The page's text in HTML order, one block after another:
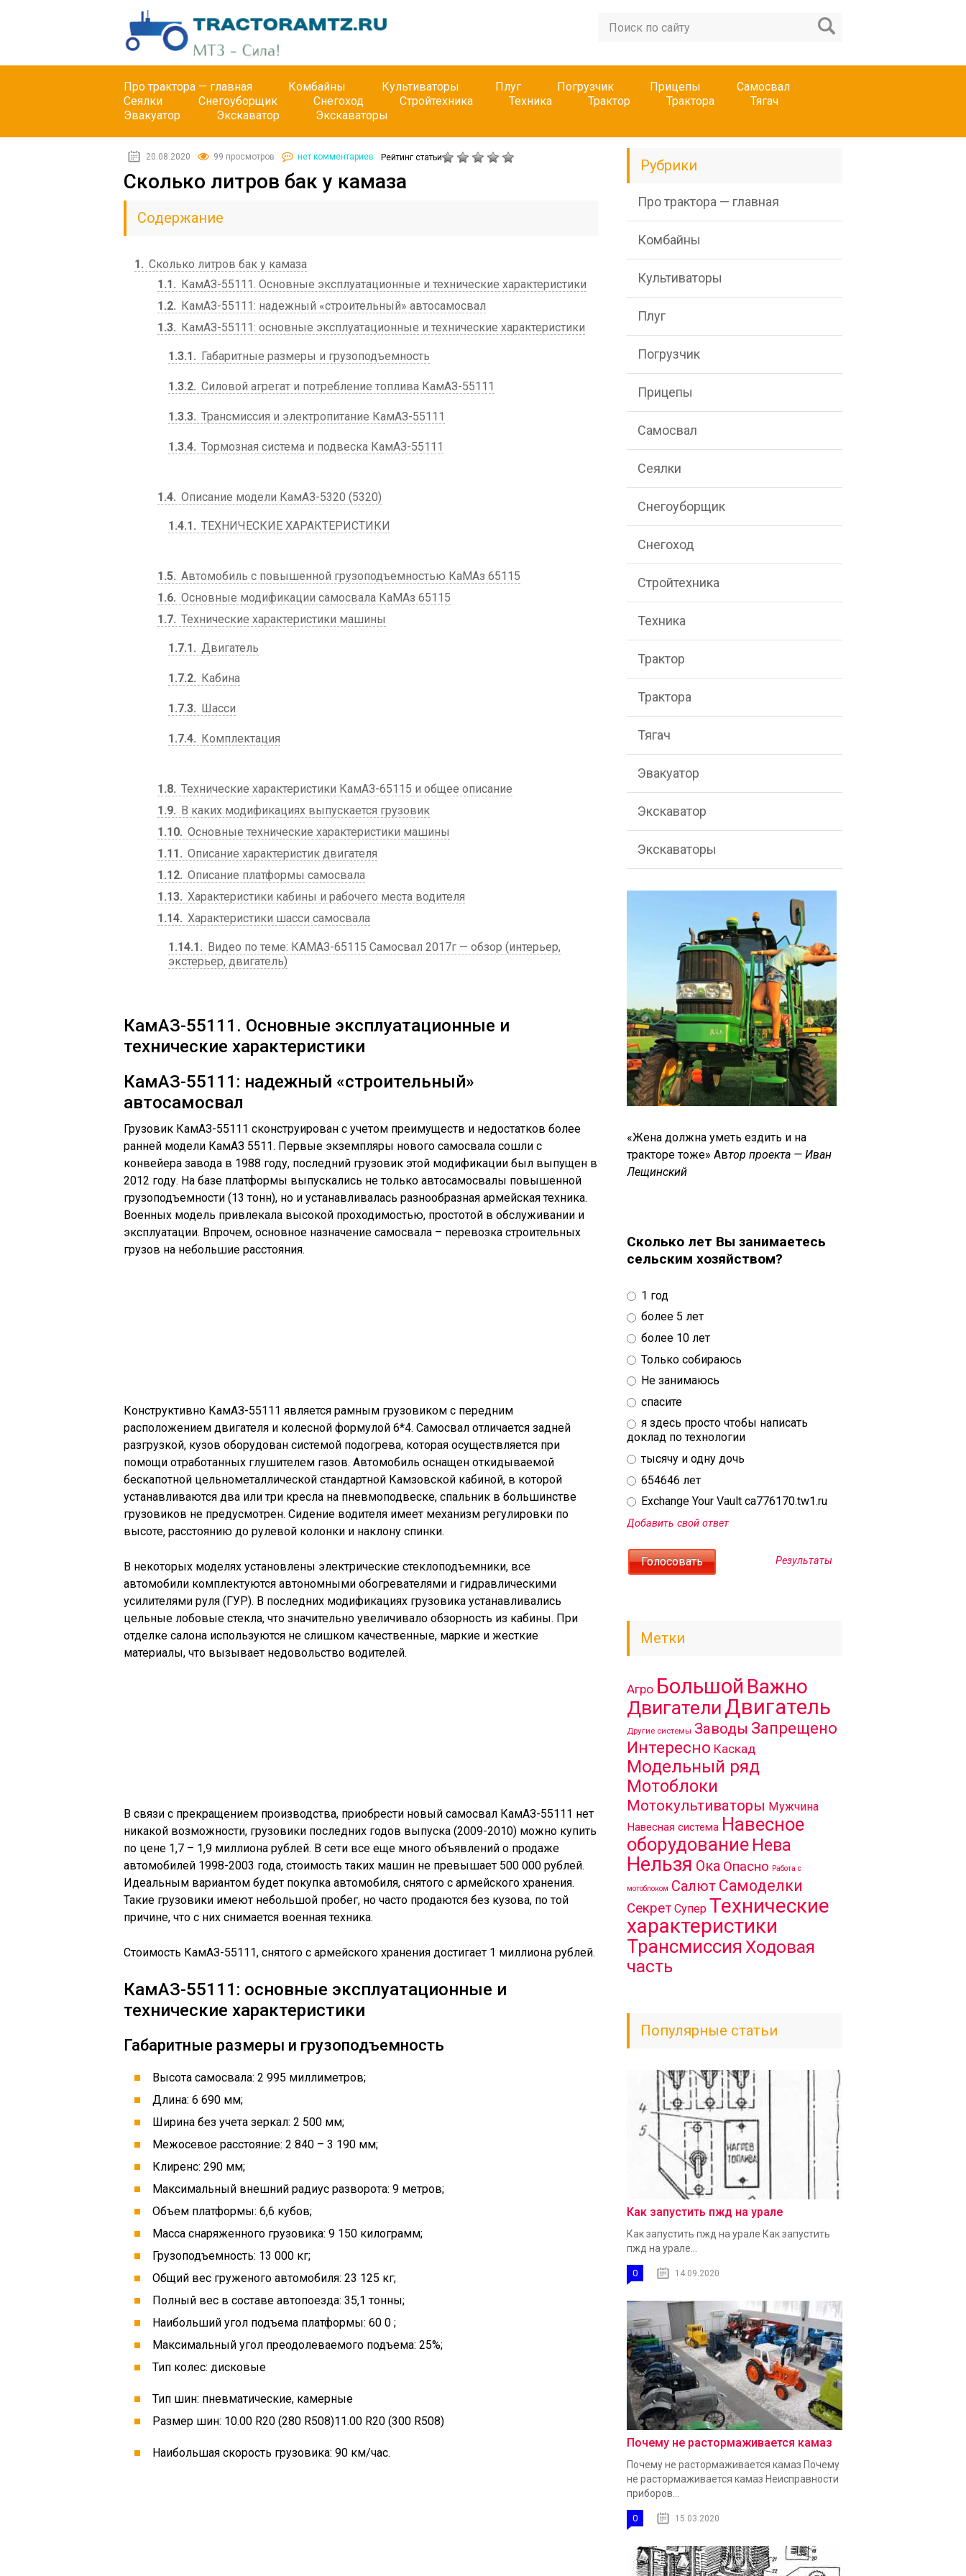
Про трактора — главная Комбайны Культиваторы Плуг Погрузчик Прицепы
Самосвал
Сеялки
Снегоуборщик Снегоход Стройтехника Техника Трактор Трактора
Тягач
Эвакуатор
Экскаватор Экскаваторы
20.08.2020 99 просмотров нет комментариев Рейтинг статьи
Сколько литров бак у камаза
Содержание
1
Сколько литров бак у камаза
1.1
КамАЗ-55111. Основные эксплуатационные и технические характеристики
1.2
КамАЗ-55111: надежный «строительный» автосамосвал
1.3
КамАЗ-55111: основные эксплуатационные и технические характеристики
1.3.1 Габаритные размеры и грузоподъемность
1.3.2 Силовой агрегат и потребление топлива КамАЗ-55111
1.3.3 Трансмиссия и электропитание КамАЗ-55111
1.3.4 Тормозная система и подвеска КамАЗ-55111
1.4 Описание модели КамАЗ-5320 (5320)
1.4.1 ТЕХНИЧЕСКИЕ ХАРАКТЕРИСТИКИ
1.5 Автомобиль с повышенной грузоподъемностью КаМАз 65115
1.6 Основные модификации самосвала КаМАз 65115
1.7 Технические характеристики машины
1.7.1 Двигатель
1.7.2 Кабина
1.7.3 Шасси
1.7.4 Комплектация
1.8 Технические характеристики КамАЗ-65115 и общее описание
1.9
В каких модификациях выпускается грузовик
1.10 Основные технические характеристики машины
1.11
Описание характеристик двигателя
1.12 Описание платформы самосвала
1.13 Характеристики кабины и рабочего места водителя
1.14 Характеристики шасси самосвала
1.14.1
Видео по теме: КАМАЗ-65115 Самосвал 2017г — обзор (интерьер,
экстерьер, двигатель)
КамАЗ-55111. Основные эксплуатационные и
технические характеристики
КамАЗ-55111: надежный «строительный»
автосамосвал
Грузовик КамАЗ-55111 сконструирован с учетом преимуществ и недостатков более
ранней модели КамАЗ 5511. Первые экземпляры нового самосвала сошли с
конвейера завода в 1988 году, последний грузовик этой модификации был выпущен в
2012 году. На базе платформы выпускались не только автосамосвалы повышенной
грузоподъемности (13 тонн), но и устанавливалась разнообразная армейская техника.
Военных модель привлекала высокой проходимостью, простотой в обслуживании и
эксплуатации. Впрочем, основное назначение самосвала – перевозка строительных
грузов на небольшие расстояния.
Конструктивно КамАЗ-55111 является рамным грузовиком с передним
расположением двигателя и колесной формулой 6*4. Самосвал отличается задней
разгрузкой, кузов оборудован системой подогрева, которая осуществляется при
помощи отработанных глушителем газов. Автомобиль оснащен откидываемой
бескапотной цельнометаллической стандартной Камзовской кабиной, в которой
устанавливаются два или три кресла на пневмоподвеске, спальник в большинстве
грузовиков не предусмотрен. Сидение водителя имеет механизм регулировки по
высоте, расстоянию до рулевой колонки и наклону спинки.
В некоторых моделях установлены электрические стеклоподъемники, все
автомобили комплектуются автономными обогревателями и гидравлическими
усилителями руля (ГУР). В последних модификациях грузовика устанавливались
цельные лобовые стекла, что значительно увеличивало обзорность из кабины. При
отделке салона используются не слишком качественные, маркие и жесткие
материалы, что вызывает недовольство водителей.
В связи с прекращением производства, приобрести новый самосвал КамАЗ-55111 нет
никакой возможности, грузовики последних годов выпуска (2009-2010) можно купить
по цене 1,7 – 1,9 миллиона рублей. В сети все еще много объявлений о продаже
автомобилей 1998-2003 года, стоимость таких машин не превышает 500 000 рублей.
Идеальным вариантом будет покупка автомобиля, снятого с армейского хранения.
Такие грузовики имеют небольшой пробег, но часто продаются без кузова, по той
причине, что с них снимается военная техника.
Стоимость КамАЗ-55111, снятого с армейского хранения достигает 1 миллиона рублей.
КамАЗ-55111: основные эксплуатационные и
технические характеристики
Габаритные размеры и грузоподъемность
Высота самосвала: 2 995 миллиметров;
Длина: 6 690 мм;
Ширина без учета зеркал: 2 500 мм;
Межосевое расстояние: 2 840 – 3 190 мм;
Клиренс: 290 мм;
Максимальный внешний радиус разворота: 9 метров;
Объем платформы: 6,6 кубов;
Масса снаряженного грузовика: 9 150 килограмм;
Грузоподъемность: 13 000 кг;
Общий вес груженого автомобиля: 23 125 кг;
Полный вес в составе автопоезда: 35,1 тонны;
Наибольший угол подъема платформы: 60 0 ;
Максимальный угол преодолеваемого подъема: 25%;
Тип колес: дисковые
Тип шин: пневматические, камерные
Размер шин: 10.00 R20 (280 R508)11.00 R20 (300 R508)
Наибольшая скорость грузовика: 90 км/час.
Рубрики
Про трактора — главная
Комбайны
Культиваторы
Плуг
Погрузчик
Прицепы
Самосвал
Сеялки
Снегоуборщик
Снегоход
Стройтехника
Техника
Трактор
Трактора
Тягач
Эвакуатор
Экскаватор
Экскаваторы
«Жена должна уметь ездить и на
тракторе тоже» Автор проекта — Иван
Лещинский
Сколько лет Вы занимаетесь
сельским хозяйством?
1 год
более 5 лет
более 10 лет
Только собираюсь
Не занимаюсь
спасите
я здесь просто чтобы написать
доклад по технологии
тысячу и одну дочь
654646 лет
Exchange Your Vault ca776170.tw1.ru
Добавить свой ответ
Результаты
Метки
Агро Большой Важно
ДвигателиДвигатель
Другие системы Заводы Запрещено
Интересно Каскад
Модельный ряд
Мотоблоки
Мотокультиваторы Мужчина
Навесная система Навесное
оборудование Нева
Нельзя Ока Опасно Работа с
мотоблоком Салют Самоделки
Секрет Супер Технические
характеристики
Трансмиссия Ходовая
часть
Популярные статьи
Как запустить пжд на урале
Как запустить пжд на урале Как запустить
пжд на урале...
0 14.09.2020
Почему не растормаживается камаз
Почему не растормаживается камаз Почему
не растормаживается камаз Неисправности
приборов...
0 15.03.2020